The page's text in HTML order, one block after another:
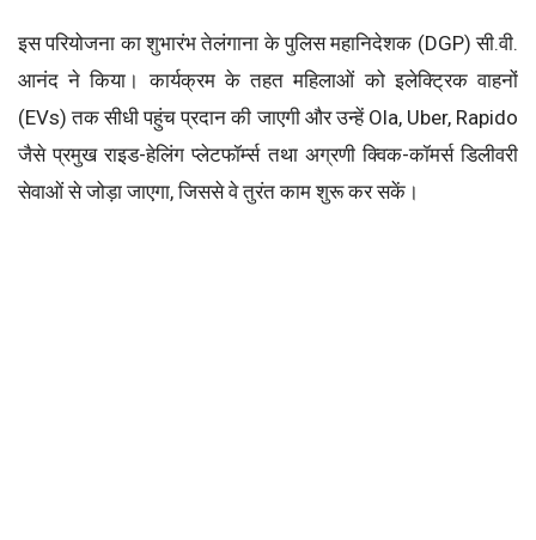
इस परियोजना का शुभारंभ तेलंगाना के पुलिस महानिदेशक (DGP) सी.वी.
आनंद ने किया। कार्यक्रम के तहत महिलाओं को इलेक्ट्रिक वाहनों
(EVs) तक सीधी पहुंच प्रदान की जाएगी और उन्हें Ola, Uber, Rapido
जैसे प्रमुख राइड-हेलिंग प्लेटफॉर्म्स तथा अग्रणी क्विक-कॉमर्स डिलीवरी
सेवाओं से जोड़ा जाएगा, जिससे वे तुरंत काम शुरू कर सकें।